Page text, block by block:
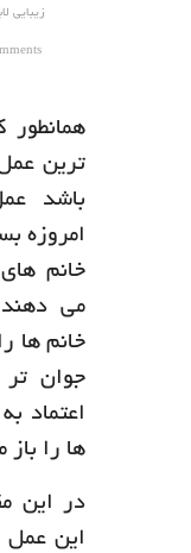
زیبایی
ترین
باشد
امروزه
خانم
می
خانم ها
جوان
اعتماد
ها را باز
در این
این عمل